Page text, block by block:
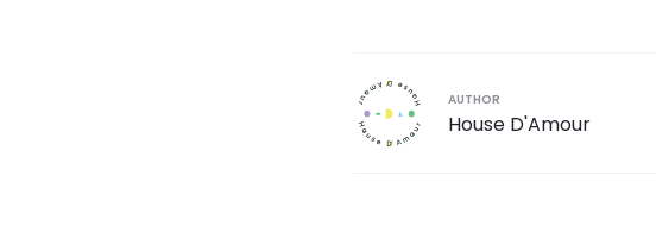
AUTHOR
House D'Amour